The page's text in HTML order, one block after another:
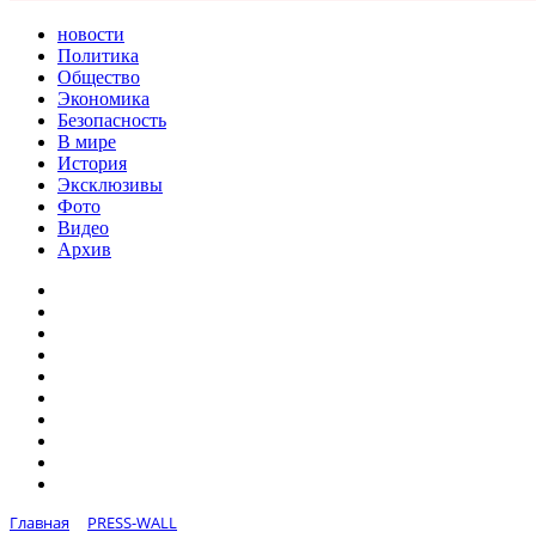
новости
Политика
Общество
Экономика
Безопасность
В мире
История
Эксклюзивы
Фото
Видео
Архив
Главная
PRESS-WALL